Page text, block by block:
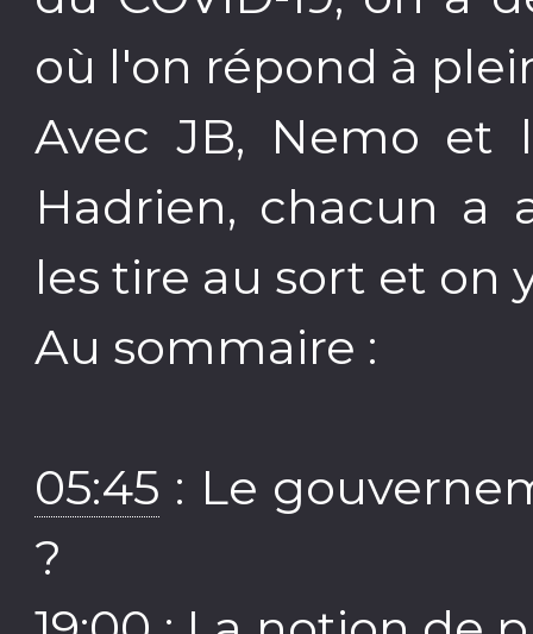
où l'on répond à
Avec JB, Nemo et
Hadrien, chacun a
les tire au sort et on
Au sommaire :
05:45 : Le
?